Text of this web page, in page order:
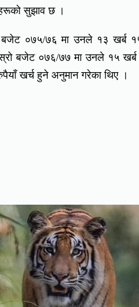
सुझाव छ ।
बजेट ०७५/७६ मा उनले १३ खर्ब
बजेट ०७६/७७ मा उनले १५
खर्च हुने अनुमान गरेका थिए ।